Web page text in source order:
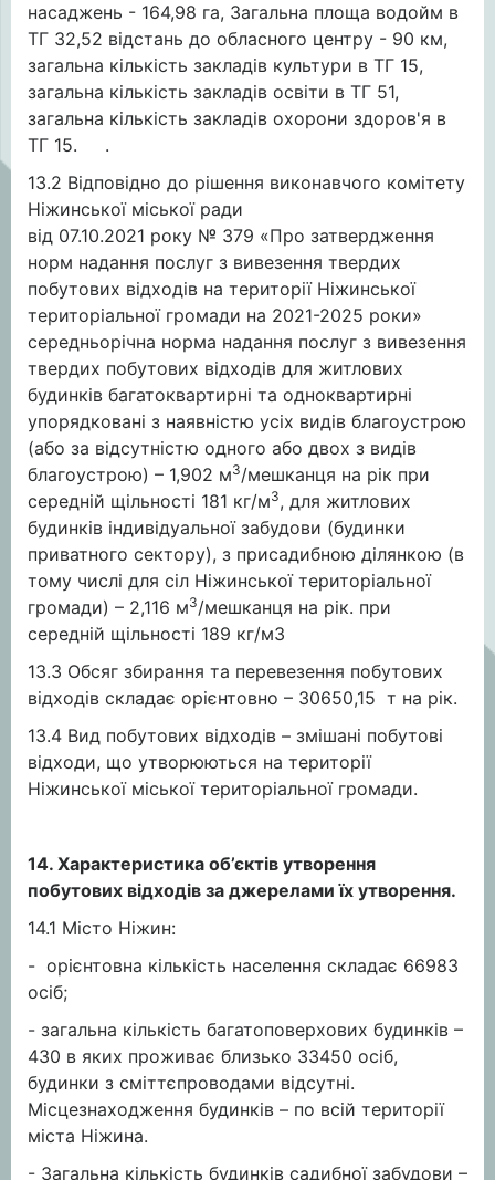
насаджень - 164,98 га, Загальна площа водойм в
ТГ 32,52 відстань до обласного центру - 90 км,
загальна кількість закладів культури в ТГ 15,
загальна кількість закладів освіти в ТГ 51,
загальна кількість закладів охорони здоров'я в
ТГ 15. .
13.2 Відповідно до рішення виконавчого комітету
Ніжинської міської ради
від 07.10.2021 року № 379 «Про затвердження
норм надання послуг з вивезення твердих
побутових відходів на території Ніжинської
територіальної громади на 2021-2025 роки»
середньорічна норма надання послуг з вивезення
твердих побутових відходів для житлових
будинків багатоквартирні та одноквартирні
упорядковані з наявністю усіх видів благоустрою
(або за відсутністю одного або двох з видів
благоустрою) – 1,902 м3/мешканця на рік при
середній щільності 181 кг/м3, для житлових
будинків індивідуальної забудови (будинки
приватного сектору), з присадибною ділянкою (в
тому числі для сіл Ніжинської територіальної
громади) – 2,116 м3/мешканця на рік. при
середній щільності 189 кг/м3
13.3 Обсяг збирання та перевезення побутових
відходів складає орієнтовно – 30650,15 т на рік.
13.4 Вид побутових відходів – змішані побутові
відходи, що утворюються на території
Ніжинської міської територіальної громади.
14. Характеристика об’єктів утворення
побутових відходів за джерелами їх утворення.
14.1 Місто Ніжин:
- орієнтовна кількість населення складає 66983
осіб;
- загальна кількість багатоповерхових будинків –
430 в яких проживає близько 33450 осіб,
будинки з сміттєпроводами відсутні.
Місцезнаходження будинків – по всій території
міста Ніжина.
- Загальна кількість будинків садибної забудови –